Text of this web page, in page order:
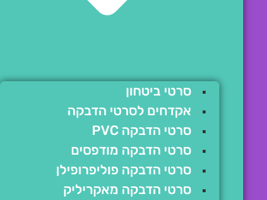
סרטי ביטחון
אקדחים לסרטי הדבקה
סרטי הדבקה PVC
סרטי הדבקה מודפסים
סרטי הדבקה פוליפרופילן
סרטי הדבקה מאקריליק